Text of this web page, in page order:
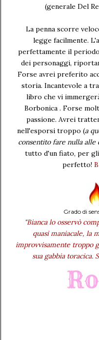
(generale Del
La penna scorre
legge facilmente.
perfettamente il
dei personaggi,
Forse avrei preferito
storia. Incantevole a
libro che vi
Borbonica . Forse
passione. Avrei
nell'esporsi troppo (a
consentito fare nulla alle
tutto d'un fiato, per
perfetto!
Grado di
"Bianca lo osservò
quasi maniacale, la
improvvisamente troppo
sua gabbia toracica.